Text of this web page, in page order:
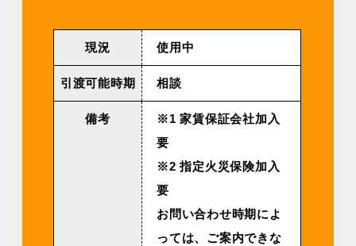
現況 使用中
引渡可能時期 相談
備考
※1 家賃保証会社加入
要
※2 指定火災保険加入
要
お問い合わせ時期によ
っては、ご案内できな